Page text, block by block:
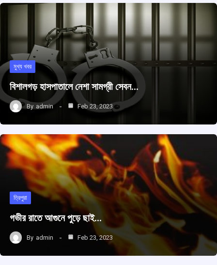
মুখ্য খবর
বিশালগড় হাসপাতালে নেশা সামগ্রী সেবন…
By admin Feb 23, 2023
ত্রিপুরা
গভীর রাতে আগুনে পুড়ে ছাই…
By admin Feb 23, 2023